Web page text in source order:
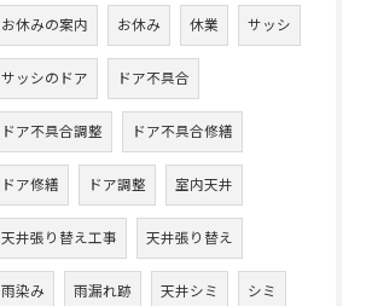
お休みの案内 お休み 休業 サッシ
サッシのドア ドア不具合
ドア不具合調整 ドア不具合修繕
ドア修繕 ドア調整 室内天井
天井張り替え工事 天井張り替え
雨染み 雨漏れ跡 天井シミ シミ